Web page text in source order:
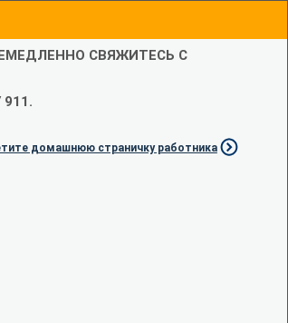
СВЯЖИТЕСЬ С
домашнюю страничку работника